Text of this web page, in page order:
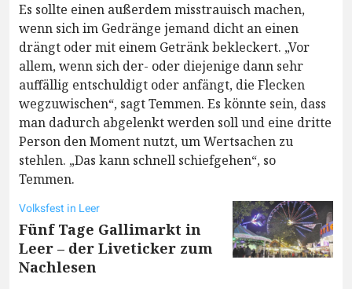
Es sollte einen außerdem misstrauisch machen,
wenn sich im Gedränge jemand dicht an einen
drängt oder mit einem Getränk bekleckert. „Vor
allem, wenn sich der- oder diejenige dann sehr
auffällig entschuldigt oder anfängt, die Flecken
wegzuwischen“, sagt Temmen. Es könnte sein, dass
man dadurch abgelenkt werden soll und eine dritte
Person den Moment nutzt, um Wertsachen zu
stehlen. „Das kann schnell schiefgehen“, so
Temmen.
Volksfest in Leer
Fünf Tage Gallimarkt in
Leer – der Liveticker zum
Nachlesen